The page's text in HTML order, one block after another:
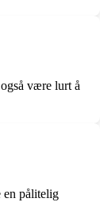
være lurt å
en pålitelig